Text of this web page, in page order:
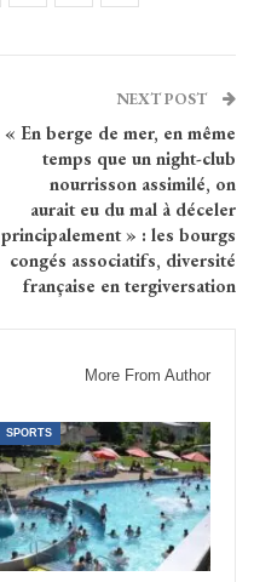
NEXT POST
« En berge de mer, en même
temps que un night-club
nourrisson assimilé, on
aurait eu du mal à déceler
principalement » : les bourgs
congés associatifs, diversité
française en tergiversation
More From Author
SPORTS